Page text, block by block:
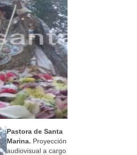
Pastora de Santa
Marina. Proyección
audiovisual a cargo